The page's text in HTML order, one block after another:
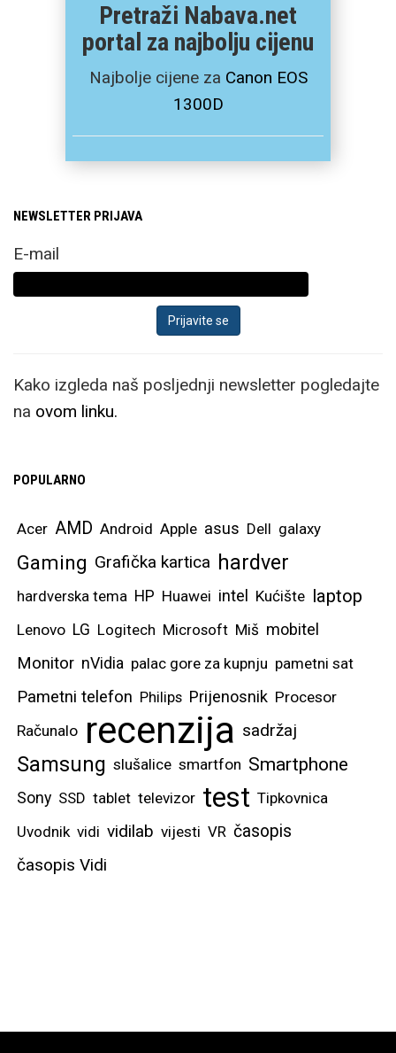
Pretraži Nabava.net
portal za najbolju cijenu
Najbolje cijene za Canon EOS
1300D
NEWSLETTER PRIJAVA
E-mail
Kako izgleda naš posljednji newsletter pogledajte
na ovom linku.
POPULARNO
Acer AMD Android Apple asus Dell galaxy
Gaming Grafička kartica hardver
hardverska tema HP Huawei intel Kućište laptop
Lenovo LG Logitech Microsoft Miš mobitel
Monitor nVidia palac gore za kupnju pametni sat
Pametni telefon Philips Prijenosnik Procesor
Računalo recenzija sadržaj
Samsung slušalice smartfon Smartphone
Sony SSD tablet televizor test Tipkovnica
Uvodnik vidi vidilab vijesti VR časopis
časopis Vidi